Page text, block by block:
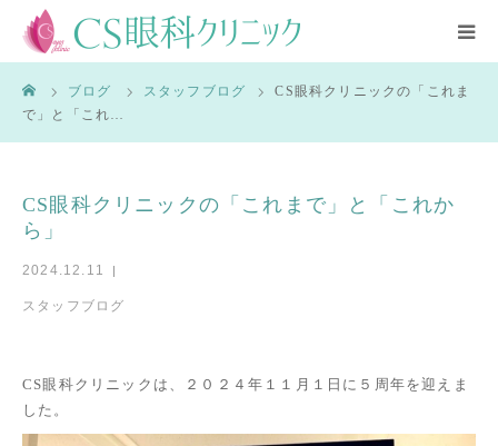
ブログ スタッフブログ
CS眼科クリニックの「これま
で」と「これ…
CS眼科クリニックの「これまで」と「これか
ら」
2024.12.11
スタッフブログ
CS眼科クリニックは、２０２４年１１月１日に５周年を迎えま
した。
CLOSE
HOME
医師紹介